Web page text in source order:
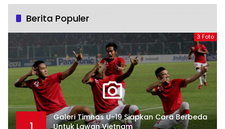
Berita Populer
3 Foto
Galeri Timnas U-19 Siapkan Cara Berbeda
Untuk Lawan Vietnam